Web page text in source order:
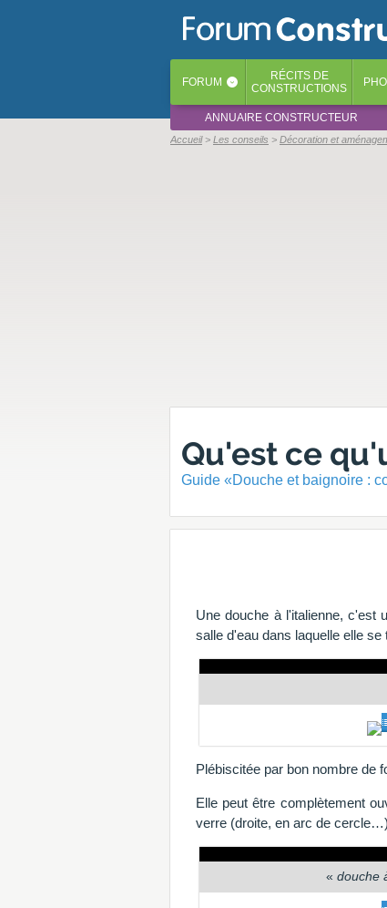
FORUM ‹ RÉCITS DE
CONSTRUCTIONS
ANNUAIRE CONSTRUCTEUR
Accueil Les conseils Décoration et
Qu'est ce
Guide «Douche et baignoire :
Une douche à l'italienne, c'est
salle d'eau dans laquelle elle se
Plébiscitée par bon nombre de
Elle peut être complètement
verre (droite, en arc de
« douche